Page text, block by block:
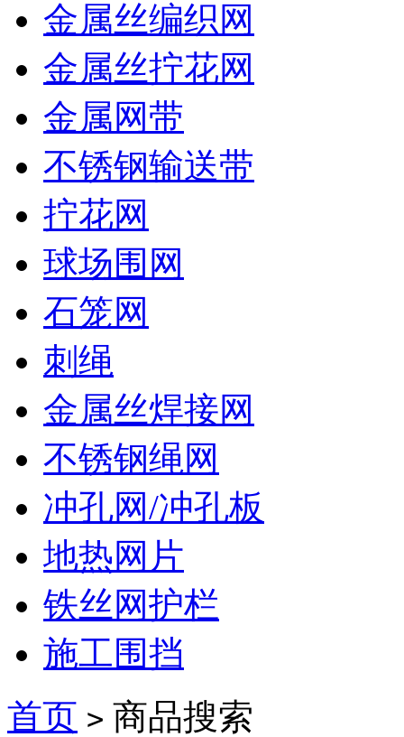
金属丝编织网
金属丝拧花网
金属网带
不锈钢输送带
拧花网
球场围网
石笼网
刺绳
金属丝焊接网
不锈钢绳网
冲孔网/冲孔板
地热网片
铁丝网护栏
施工围挡
首页 > 商品搜索